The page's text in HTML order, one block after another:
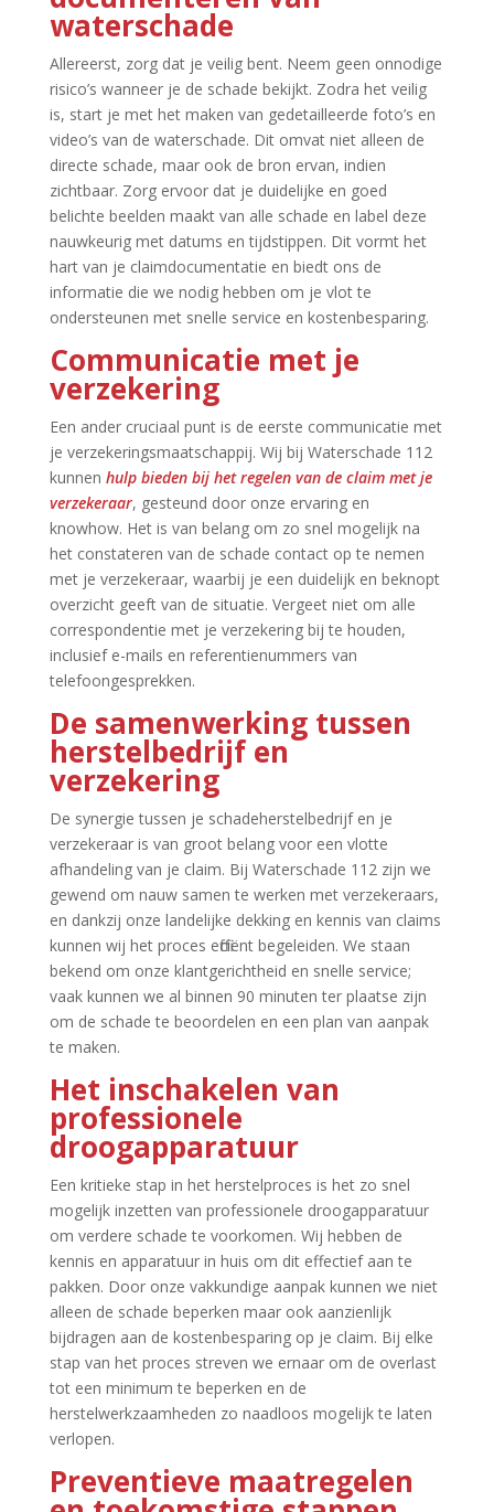
waterschade
Allereerst, zorg dat je veilig bent.​ Neem geen onnodige
risico’s wanneer je de schade bekijkt.​ Zodra het veilig
is, start je met het maken van gedetailleerde foto’s en
video’s van de waterschade.​ Dit omvat niet alleen de
directe schade, maar ook de bron ervan, indien
zichtbaar.​ Zorg ervoor dat je duidelijke en goed
belichte beelden maakt van alle schade en label deze
nauwkeurig met datums en tijdstippen.​ Dit vormt het
hart van je claimdocumentatie en biedt ons de
informatie die we nodig hebben om je vlot te
ondersteunen met snelle service en kostenbesparing.​
Communicatie met je
verzekering
Een ander cruciaal punt is de eerste communicatie met
je verzekeringsmaatschappij.​ Wij bij Waterschade 112
kunnen hulp bieden bij het regelen van de claim met je
verzekeraar, gesteund door onze ervaring en
knowhow.​ Het is van belang om zo snel mogelijk na
het constateren van de schade contact op te nemen
met je verzekeraar, waarbij je een duidelijk en beknopt
overzicht geeft van de situatie.​ Vergeet niet om alle
correspondentie met je verzekering bij te houden,
inclusief e-mails en referentienummers van
telefoongesprekken.​
De samenwerking tussen
herstelbedrijf en
verzekering
De synergie tussen je schadeherstelbedrijf en je
verzekeraar is van groot belang voor een vlotte
afhandeling van je claim.​ Bij Waterschade 112 zijn we
gewend om nauw samen te werken met verzekeraars,
en dankzij onze landelijke dekking en kennis van claims
kunnen wij het proces efficiënt begeleiden.​ We staan
bekend om onze klantgerichtheid en snelle service;
vaak kunnen we al binnen 90 minuten ter plaatse zijn
om de schade te beoordelen en een plan van aanpak
te maken.​
Het inschakelen van
professionele
droogapparatuur
Een kritieke stap in het herstelproces is het zo snel
mogelijk inzetten van professionele droogapparatuur
om verdere schade te voorkomen.​ Wij hebben de
kennis en apparatuur in huis om dit effectief aan te
pakken.​ Door onze vakkundige aanpak kunnen we niet
alleen de schade beperken maar ook aanzienlijk
bijdragen aan de kostenbesparing op je claim.​ Bij elke
stap van het proces streven we ernaar om de overlast
tot een minimum te beperken en de
herstelwerkzaamheden zo naadloos mogelijk te laten
verlopen.​
Preventieve maatregelen